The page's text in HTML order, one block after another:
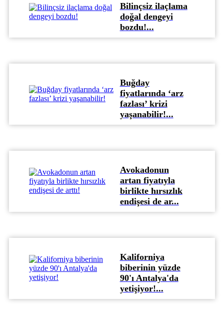
Bilinçsiz ilaçlama
doğal dengeyi
bozdu!...
Buğday
fiyatlarında ‘arz
fazlası’ krizi
yaşanabilir!...
Avokadonun
artan fiyatıyla
birlikte hırsızlık
endişesi de ar...
Kaliforniya
biberinin yüzde
90'ı Antalya'da
yetişiyor!...